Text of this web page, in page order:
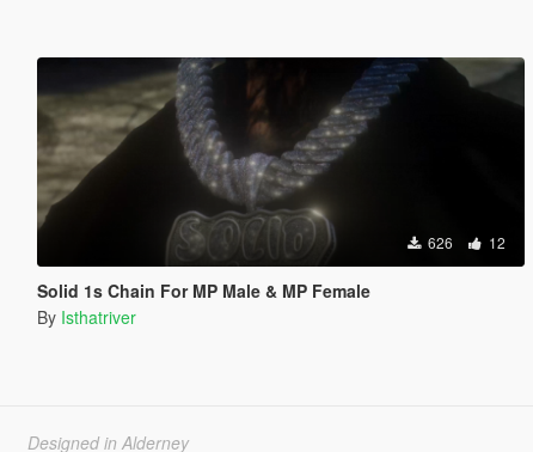
626 12
Solid 1s Chain For MP Male & MP Female
By Isthatriver
Designed in Alderney